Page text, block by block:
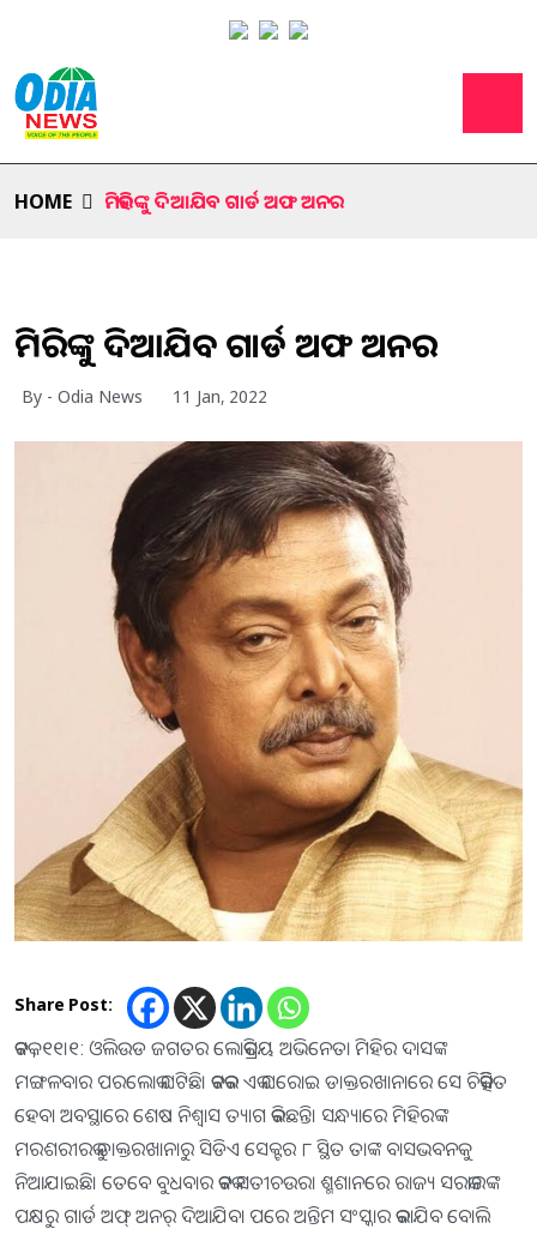
HOME ମିହିରଙ୍କୁ ଦିଆଯିବ ଗାର୍ଡ ଅଫ ଅନର
ମିହିରଙ୍କୁ ଦିଆଯିବ ଗାର୍ଡ ଅଫ ଅନର
By - Odia News 11 Jan, 2022
Share Post:
କଟକ , ୧୧।୧: ଓଲିଉଡ ଜଗତର ଲୋକପ୍ରିୟ ଅଭିନେତା ମିହିର ଦାସଙ୍କ
ମଙ୍ଗଳବାର ପରଲୋକ ଘଟିଛି। କଟକର ଏକ ଘରୋଇ ଡାକ୍ତରଖାନାରେ ସେ ଚିକିତ୍ସିତ
ହେବା ଅବସ୍ଥାରେ ଶେଷ ନିଶ୍ୱାସ ତ୍ୟାଗ କରିଛନ୍ତି। ସନ୍ଧ୍ୟାରେ ମିହିରଙ୍କ
ମରଶରୀରକୁ ଡାକ୍ତରଖାନାରୁ ସିଡିଏ ସେକ୍ଟର ୮ ସ୍ଥିତ ତାଙ୍କ ବାସଭବନକୁ
ନିଆଯାଇଛି। ତେବେ ବୁଧବାର କଟକ ସତୀଚଉରା ଶ୍ମଶାନରେ ରାଜ୍ୟ ସରକାରଙ୍କ
ପକ୍ଷରୁ ଗାର୍ଡ ଅଫ୍‌ ଅନର୍‌ ଦିଆଯିବା ପରେ ଅନ୍ତିମ ସଂସ୍କାର କରାଯିବ ବୋଲି